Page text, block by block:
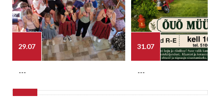
29.07
---
31.07
---